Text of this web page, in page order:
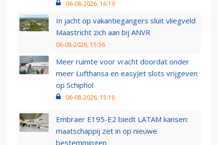
06-08-2026, 16:19
In jacht op vakantiegangers sluit vliegveld
Maastricht zich aan bij ANVR
06-08-2026, 15:56
Meer ruimte voor vracht doordat onder
meer Lufthansa en easyJet slots vrijgeven
op Schiphol
06-08-2026, 15:16
Embraer E195-E2 biedt LATAM kansen:
maatschappij zet in op nieuwe
bestemmingen